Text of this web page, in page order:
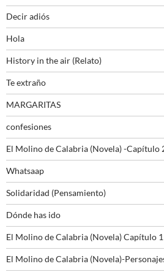
Decir adiós
Hola
History in the air (Relato)
Te extraño
MARGARITAS
confesiones
El Molino de Calabria (Novela) -Capítulo
Whatsaap
Solidaridad (Pensamiento)
Dónde has ido
El Molino de Calabria (Novela) Capítulo 1
El Molino de Calabria (Novela)-